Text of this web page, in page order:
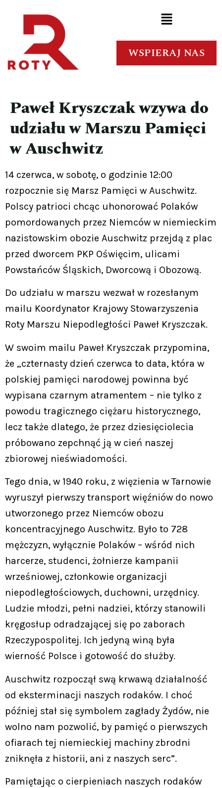
WSPIERAJ NAS
Paweł Kryszczak wzywa do
udziału w Marszu Pamięci
w Auschwitz
14 czerwca, w sobotę, o godzinie 12:00
rozpocznie się Marsz Pamięci w Auschwitz.
Polscy patrioci chcąc uhonorować Polaków
pomordowanych przez Niemców w niemieckim
nazistowskim obozie Auschwitz przejdą z plac
przed dworcem PKP Oświęcim, ulicami
Powstańców Śląskich, Dworcową i Obozową.
Do udziału w marszu wezwał w rozesłanym
mailu Koordynator Krajowy Stowarzyszenia
Roty Marszu Niepodległości Paweł Kryszczak.
W swoim mailu Paweł Kryszczak przypomina,
że „czternasty dzień czerwca to data, która w
polskiej pamięci narodowej powinna być
wypisana czarnym atramentem – nie tylko z
powodu tragicznego ciężaru historycznego,
lecz także dlatego, że przez dziesięciolecia
próbowano zepchnąć ją w cień naszej
zbiorowej nieświadomości.
Tego dnia, w 1940 roku, z więzienia w Tarnowie
wyruszył pierwszy transport więźniów do nowo
utworzonego przez Niemców obozu
koncentracyjnego Auschwitz. Było to 728
mężczyzn, wyłącznie Polaków – wśród nich
harcerze, studenci, żołnierze kampanii
wrześniowej, członkowie organizacji
niepodległościowych, duchowni, urzędnicy.
Ludzie młodzi, pełni nadziei, którzy stanowili
kręgosłup odradzającej się po zaborach
Rzeczypospolitej. Ich jedyną winą była
wierność Polsce i gotowość do służby.
Auschwitz rozpoczął swą krwawą działalność
od eksterminacji naszych rodaków. I choć
później stał się symbolem zagłady Żydów, nie
wolno nam pozwolić, by pamięć o pierwszych
ofiarach tej niemieckiej machiny zbrodni
zniknęła z historii, ani z naszych serc”.
Pamiętając o cierpieniach naszych rodaków